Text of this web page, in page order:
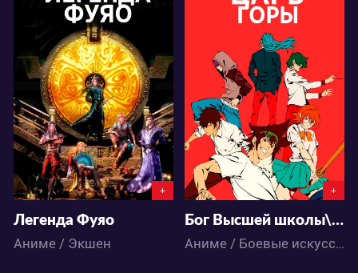
29073
14 22
+
Легенда Фуяо
Аниме / Экшен
47471
68 54
+
Бог Высшей школы\Царь горы
Аниме / Боевые искусства / Паранормальное / Экшен / Комедия / Приключения